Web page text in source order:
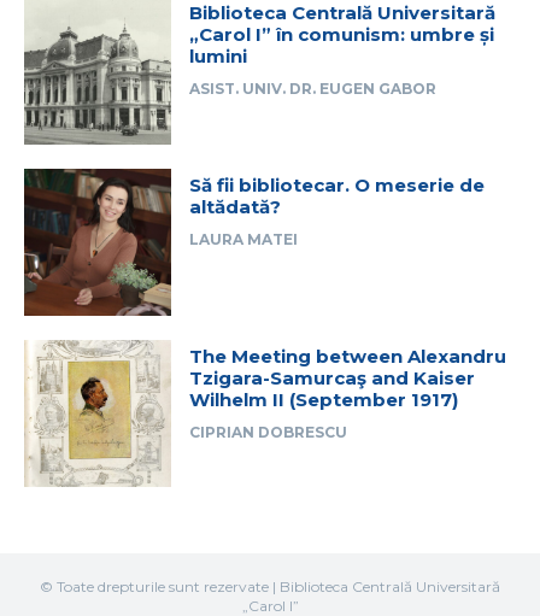
Biblioteca Centrală Universitară
„Carol I” în comunism: umbre și
lumini
ASIST. UNIV. DR. EUGEN GABOR
Să fii bibliotecar. O meserie de
altădată?
LAURA MATEI
The Meeting between Alexandru
Tzigara-Samurcaş and Kaiser
Wilhelm II (September 1917)
CIPRIAN DOBRESCU
© Toate drepturile sunt rezervate | Biblioteca Centrală Universitară
„Carol I”